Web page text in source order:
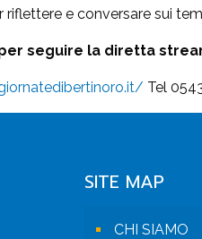
e conversare sui
seguire la diretta
Tel
SITE MAP
CHI SIAMO